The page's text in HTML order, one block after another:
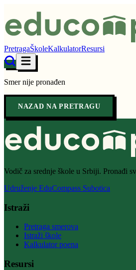
PretragaŠkoleKalkulatorResursi
Smer nije pronađen
NAZAD NA PRETRAGU
Vodič za srednje škole u Srbiji. Pronađi
Udruženje EduCompass Subotica
Istraži
Pretraga smerova
Istraži škole
Kalkulator poena
Resursi